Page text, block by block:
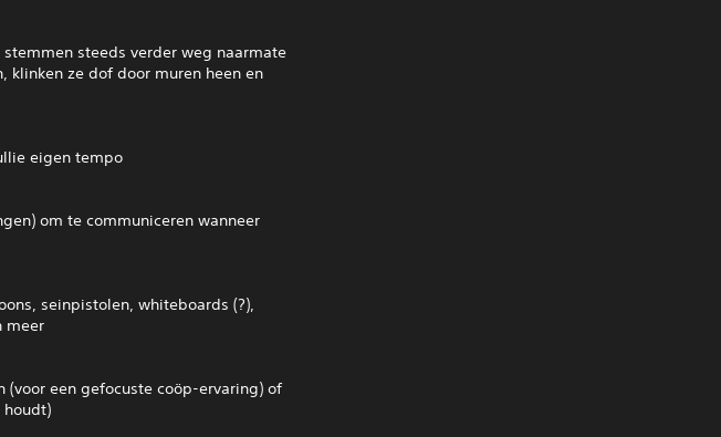
steeds verder weg naarmate
klinken ze dof door muren heen en
eigen tempo
om te communiceren wanneer
seinpistolen, whiteboards (?),
meer
(voor een gefocuste coöp-ervaring) of
houdt)